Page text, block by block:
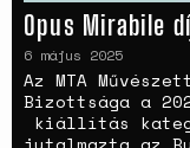
Opus Mirabile
6 május 2025
Az MTA
Bizottsága a
kiállítás